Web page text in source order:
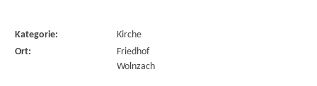
Kategorie:
Kirche
Ort:
Friedhof
Wolnzach